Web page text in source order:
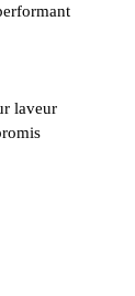
laveur